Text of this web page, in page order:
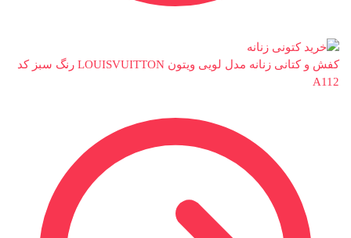
کفش و کتانی زنانه مدل لویی ویتون LOUISVUITTON رنگ سبز کد
A112